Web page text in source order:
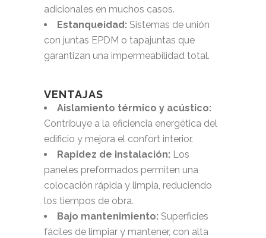
adicionales en muchos casos.
Estanqueidad: Sistemas de unión
con juntas EPDM o tapajuntas que
garantizan una impermeabilidad total.
VENTAJAS
Aislamiento térmico y acústico:
Contribuye a la eficiencia energética del
edificio y mejora el confort interior.
Rapidez de instalación: Los
paneles preformados permiten una
colocación rápida y limpia, reduciendo
los tiempos de obra.
Bajo mantenimiento: Superficies
fáciles de limpiar y mantener, con alta